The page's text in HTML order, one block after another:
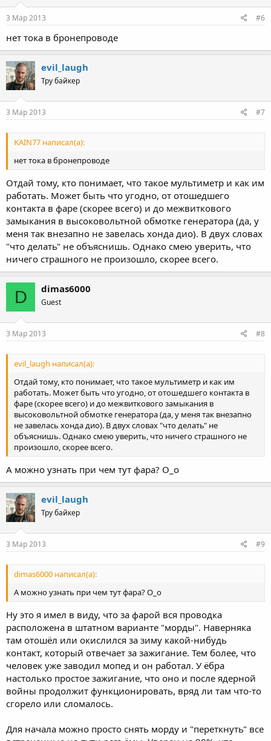
3 Мар 2013 #6
нет тока в бронепроводе
evil_laugh
Тру байкер
3 Мар 2013 #7
KAIN77 написал(а):
нет тока в бронепроводе
Отдай тому, кто понимает, что такое мультиметр и как им
работать. Может быть что угодно, от отошедшего
контакта в фаре (скорее всего) и до межвиткового
замыкания в высоковольтной обмотке генератора (да, у
меня так внезапно не завелась хонда дио). В двух словах
"что делать" не объяснишь. Однако смею уверить, что
ничего страшного не произошло, скорее всего.
D dimas6000
Guest
3 Мар 2013 #8
evil_laugh написал(а):
Отдай тому, кто понимает, что такое мультиметр и как им
работать. Может быть что угодно, от отошедшего контакта в
фаре (скорее всего) и до межвиткового замыкания в
высоковольтной обмотке генератора (да, у меня так внезапно
не завелась хонда дио). В двух словах "что делать" не
объяснишь. Однако смею уверить, что ничего страшного не
произошло, скорее всего.
А можно узнать при чем тут фара? О_о
evil_laugh
Тру байкер
3 Мар 2013 #9
dimas6000 написал(а):
А можно узнать при чем тут фара? О_о
Ну это я имел в виду, что за фарой вся проводка
расположена в штатном варианте "морды". Наверняка
там отошёл или окислился за зиму какой-нибудь
контакт, который отвечает за зажигание. Тем более, что
человек уже заводил мопед и он работал. У ёбра
настолько простое зажигание, что оно и после ядерной
войны продолжит функционировать, вряд ли там что-то
сгорело или сломалось.
Для начала можно просто снять морду и "переткнуть" все